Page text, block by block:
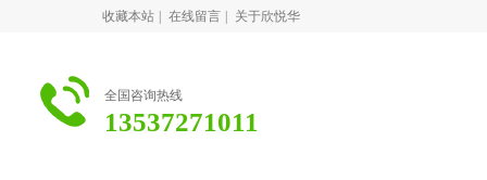
收藏本站 在线留言 关于欣悦华
全国咨询热线
13537271011